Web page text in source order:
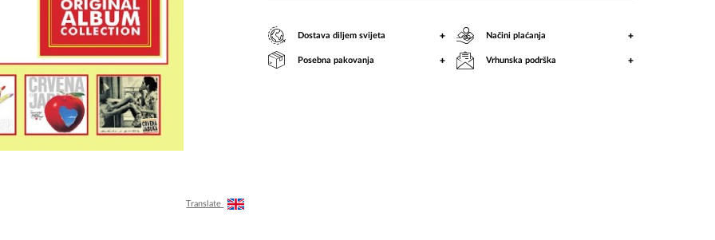
Translate
Dostava diljem svijeta + Načini plaćanja +
Posebna pakovanja + Vrhunska podrška +